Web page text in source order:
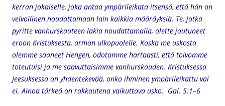
kerran jokaiselle, joka antaa ympärileikata itsensä, että hän on
velvollinen noudattamaan lain kaikkia määräyksiä. Te, jotka
pyritte vanhurskauteen lakia noudattamalla, olette joutuneet
eroon Kristuksesta, armon ulkopuolelle. Koska me uskosta
olemme saaneet Hengen, odotamme hartaasti, että toivomme
toteutuisi ja me saavuttaisimme vanhurskauden. Kristuksessa
Jeesuksessa on yhdentekevää, onko ihminen ympärileikattu vai
ei. Ainoa tärkeä on rakkautena vaikuttava usko. Gal. 5:1–6